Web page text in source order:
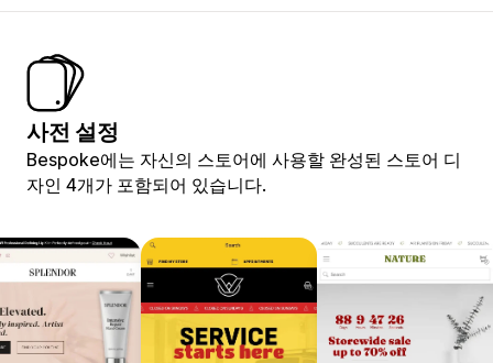
사전 설정
Bespoke에는 자신의 스토어에 사용할 완성된 스토어 디
자인 4개가 포함되어 있습니다.